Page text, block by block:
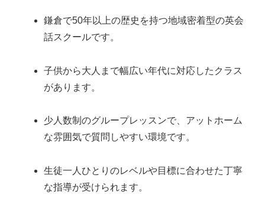
鎌倉で50年以上の歴史を持つ地域密着型の英会
話スクールです。
子供から大人まで幅広い年代に対応したクラス
があります。
少人数制のグループレッスンで、アットホーム
な雰囲気で質問しやすい環境です。
生徒一人ひとりのレベルや目標に合わせた丁寧
な指導が受けられます。